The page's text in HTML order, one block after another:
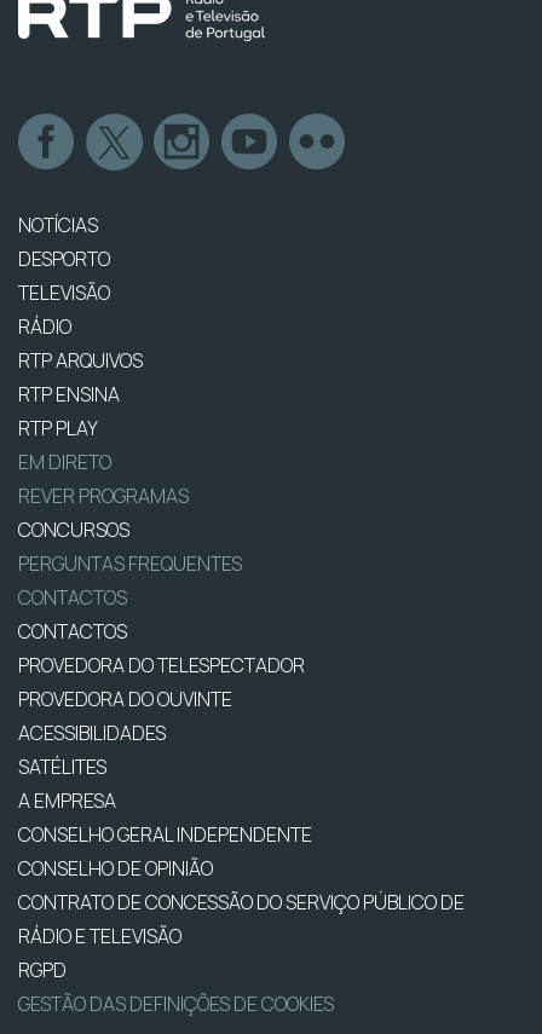
NOTÍCIAS
DESPORTO
TELEVISÃO
RÁDIO
RTP ARQUIVOS
RTP ENSINA
RTP PLAY
EM DIRETO
REVER PROGRAMAS
CONCURSOS
PERGUNTAS FREQUENTES
CONTACTOS
CONTACTOS
PROVEDORA DO TELESPECTADOR
PROVEDORA DO OUVINTE
ACESSIBILIDADES
SATÉLITES
A EMPRESA
CONSELHO GERAL INDEPENDENTE
CONSELHO DE OPINIÃO
CONTRATO DE CONCESSÃO DO SERVIÇO PÚBLICO DE
RÁDIO E TELEVISÃO
RGPD
GESTÃO DAS DEFINIÇÕES DE COOKIES